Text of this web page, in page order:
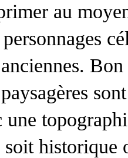
au
une
soit historique